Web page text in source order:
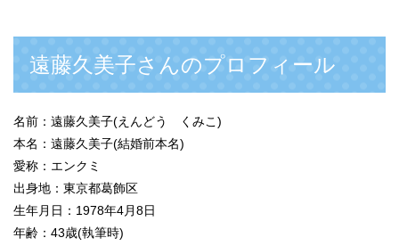
遠藤久美子さんのプロフィール
名前：遠藤久美子(えんどう くみこ)
本名：遠藤久美子(結婚前本名)
愛称：エンクミ
出身地：東京都葛飾区
生年月日：1978年4月8日
年齢：43歳(執筆時)